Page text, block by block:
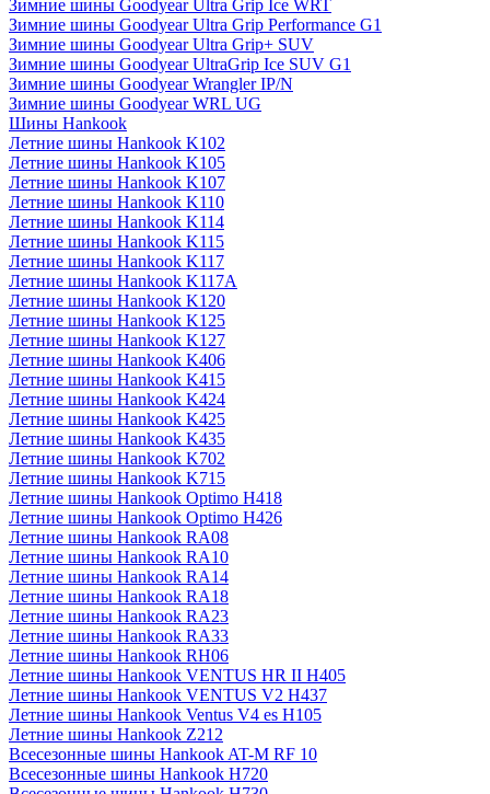
Зимние шины Goodyear Ultra Grip Ice WRT
Зимние шины Goodyear Ultra Grip Performance G1
Зимние шины Goodyear Ultra Grip+ SUV
Зимние шины Goodyear UltraGrip Ice SUV G1
Зимние шины Goodyear Wrangler IP/N
Зимние шины Goodyear WRL UG
Шины Hankook
Летние шины Hankook K102
Летние шины Hankook K105
Летние шины Hankook K107
Летние шины Hankook K110
Летние шины Hankook K114
Летние шины Hankook K115
Летние шины Hankook K117
Летние шины Hankook K117A
Летние шины Hankook K120
Летние шины Hankook K125
Летние шины Hankook K127
Летние шины Hankook K406
Летние шины Hankook K415
Летние шины Hankook K424
Летние шины Hankook K425
Летние шины Hankook K435
Летние шины Hankook K702
Летние шины Hankook K715
Летние шины Hankook Optimo H418
Летние шины Hankook Optimo H426
Летние шины Hankook RA08
Летние шины Hankook RA10
Летние шины Hankook RA14
Летние шины Hankook RA18
Летние шины Hankook RA23
Летние шины Hankook RA33
Летние шины Hankook RH06
Летние шины Hankook VENTUS HR II H405
Летние шины Hankook VENTUS V2 H437
Летние шины Hankook Ventus V4 es H105
Летние шины Hankook Z212
Всесезонные шины Hankook AT-M RF 10
Всесезонные шины Hankook H720